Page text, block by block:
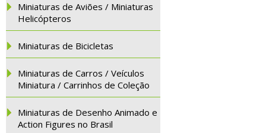
Miniaturas de Aviões / Miniaturas
Helicópteros
Miniaturas de Bicicletas
Miniaturas de Carros / Veículos
Miniatura / Carrinhos de Coleção
Miniaturas de Desenho Animado e
Action Figures no Brasil